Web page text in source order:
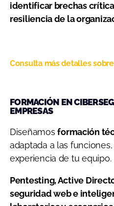
identificar brechas
resiliencia de la
Consulta más detalles
FORMACIÓN EN
EMPRESAS
Diseñamosformación
adaptada a las
experiencia de tu equipo.
Pentesting, Active
seguridad web e